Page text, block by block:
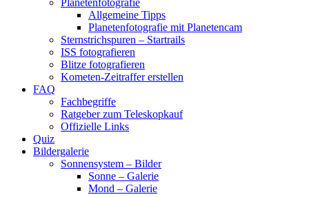
Allgemeine Tipps
Planetenfotografie mit Planetencam
Sternstrichspuren – Startrails
ISS fotografieren
Blitze fotografieren
Kometen-Zeitraffer erstellen
FAQ
Fachbegriffe
Ratgeber zum Teleskopkauf
Offizielle Links
Quiz
Bildergalerie
Sonnensystem – Bilder
Sonne – Galerie
Mond – Galerie